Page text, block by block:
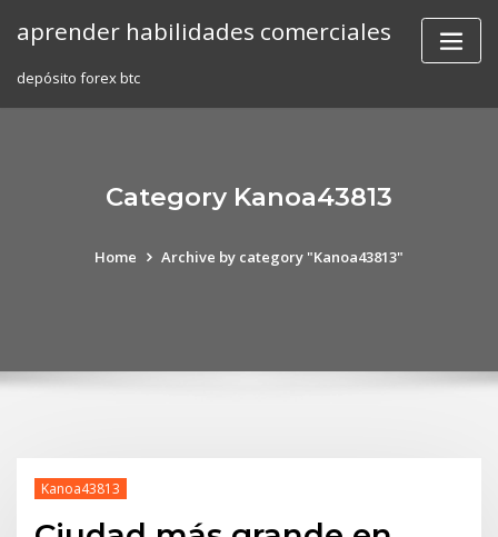
aprender habilidades comerciales
depósito forex btc
Category Kanoa43813
Home Archive by category "Kanoa43813"
Kanoa43813